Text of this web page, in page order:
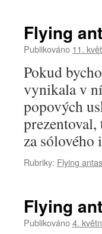
Flying
Publikováno 11.
Pokud
vynikala v
popových
za
Rubriky: Flying
Flying
Publikováno4.